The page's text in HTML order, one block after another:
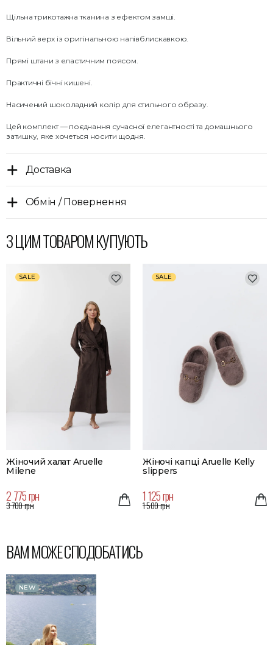
Щільна трикотажна тканина з ефектом замші.
Вільний верх із оригінальною напівблискавкою.
Прямі штани з еластичним поясом.
Практичні бічні кишені.
Насичений шоколадний колір для стильного образу.
Цей комплект — поєднання сучасної елегантності та домашнього
затишку, яке хочеться носити щодня.
Доставка
Обмін / Повернення
З ЦИМ ТОВАРОМ КУПУЮТЬ
SALE
Жіночий халат Aruelle
Milene
2 775 грн
3 700 грн
SALE
Жіночі капці Aruelle Kelly
slippers
1 125 грн
1 500 грн
ВАМ МОЖЕ СПОДОБАТИСЬ
NEW